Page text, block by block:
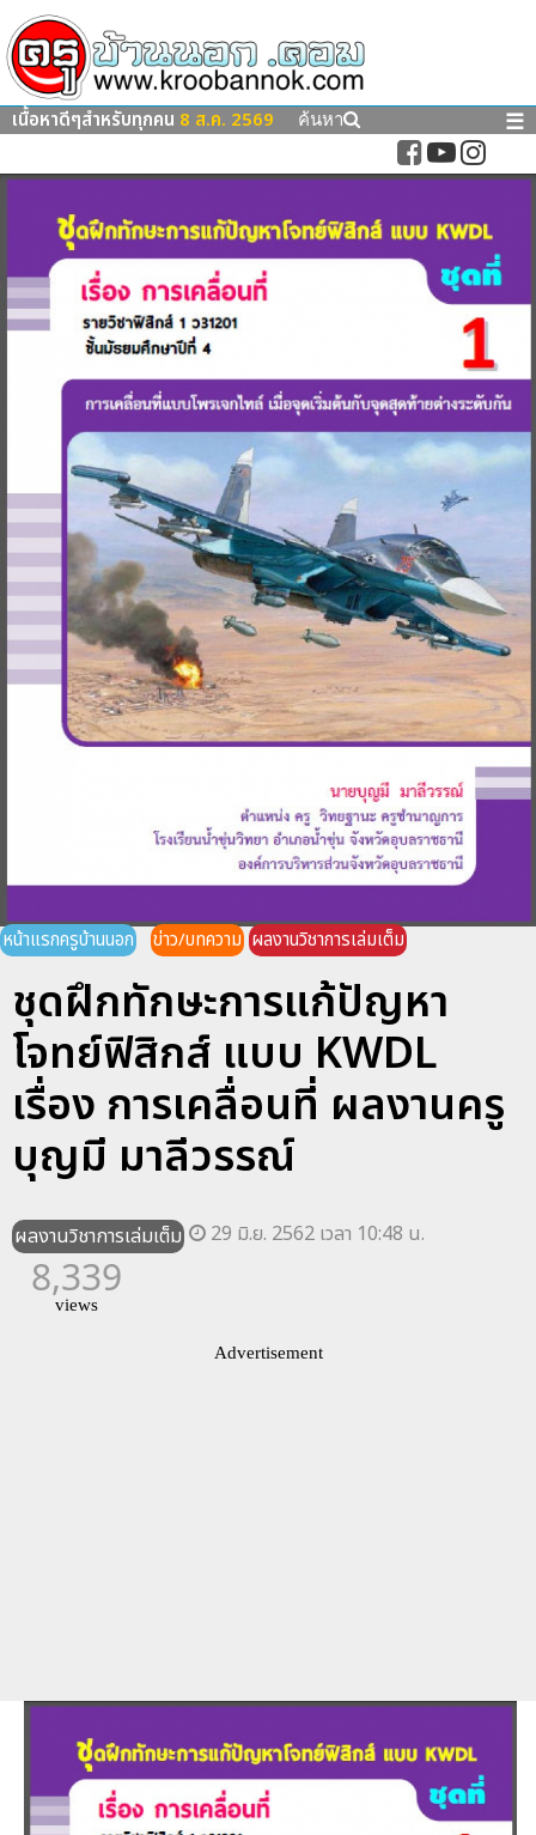
เนื้อหาดีๆสำหรับทุกคน 8 ส.ค. 2569 ค้นหา ☰
หน้าแรกครูบ้านนอก ข่าว/บทความ ผลงานวิชาการเล่มเต็ม
ชุดฝึกทักษะการแก้ปัญหา
โจทย์ฟิสิกส์ แบบ KWDL
เรื่อง การเคลื่อนที่ ผลงานครู
บุญมี มาลีวรรณ์
ผลงานวิชาการเล่มเต็ม 29 มิ.ย. 2562 เวลา 10:48 น.
8,339
views
Advertisement